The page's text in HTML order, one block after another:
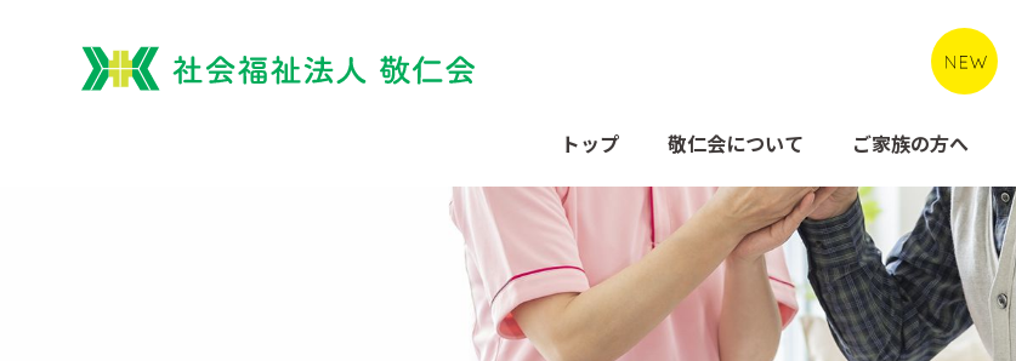
トップ 敬仁会について ご家族の方へ